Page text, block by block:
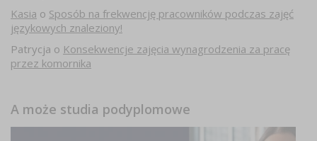
Kasia o Sposób na frekwencję pracowników podczas zajęć
językowych znaleziony!
Patrycja o Konsekwencje zajęcia wynagrodzenia za pracę
przez komornika
A może studia podyplomowe